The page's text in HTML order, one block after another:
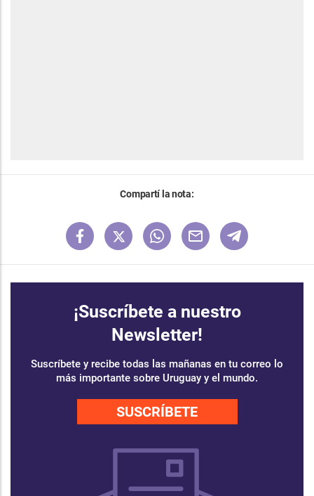
Compartí la nota:
¡Suscríbete a nuestro
Newsletter!
Suscríbete y recibe todas las mañanas en tu correo lo
más importante sobre Uruguay y el mundo.
SUSCRÍBETE